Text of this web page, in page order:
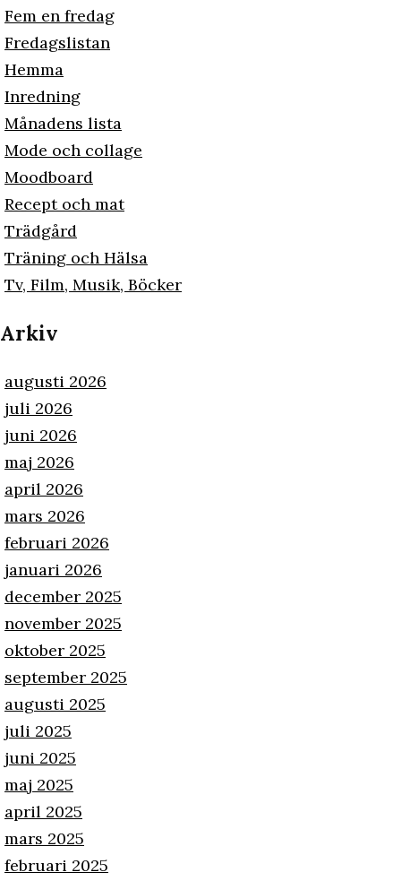
Fem en fredag
Fredagslistan
Hemma
Inredning
Månadens lista
Mode och collage
Moodboard
Recept och mat
Trädgård
Träning och Hälsa
Tv, Film, Musik, Böcker
Arkiv
augusti 2026
juli 2026
juni 2026
maj 2026
april 2026
mars 2026
februari 2026
januari 2026
december 2025
november 2025
oktober 2025
september 2025
augusti 2025
juli 2025
juni 2025
maj 2025
april 2025
mars 2025
februari 2025